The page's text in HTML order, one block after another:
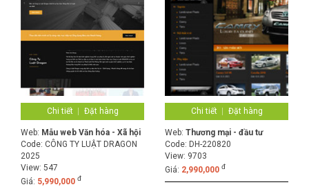
Chi tiết Đặt hàng
Web: Mẫu web Văn hóa - Xã hội
Code: CÔNG TY LUẬT DRAGON
2025
View: 547
Giá: 5,990,000 đ
Chi tiết Đặt hàng
Web: Thương mại - đầu tư
Code: DH-220820
View: 9703
Giá: 2,990,000 đ